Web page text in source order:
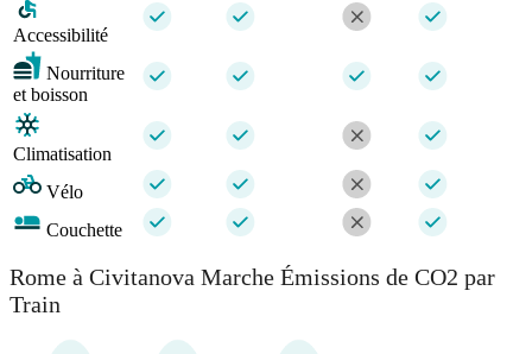
Accessibilité
Nourriture
et boisson
Climatisation
Vélo
Couchette
Rome à Civitanova Marche Émissions de CO2 par
Train